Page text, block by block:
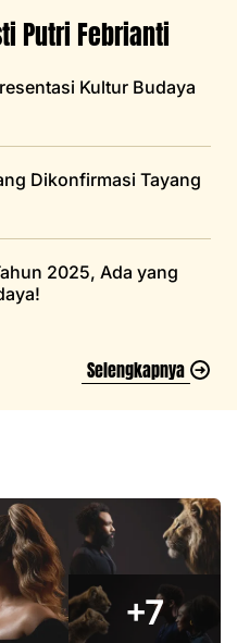
Putri Febrianti
Kultur Budaya
Dikonfirmasi Tayang
2025, Ada yang
Selengkapnya
+7